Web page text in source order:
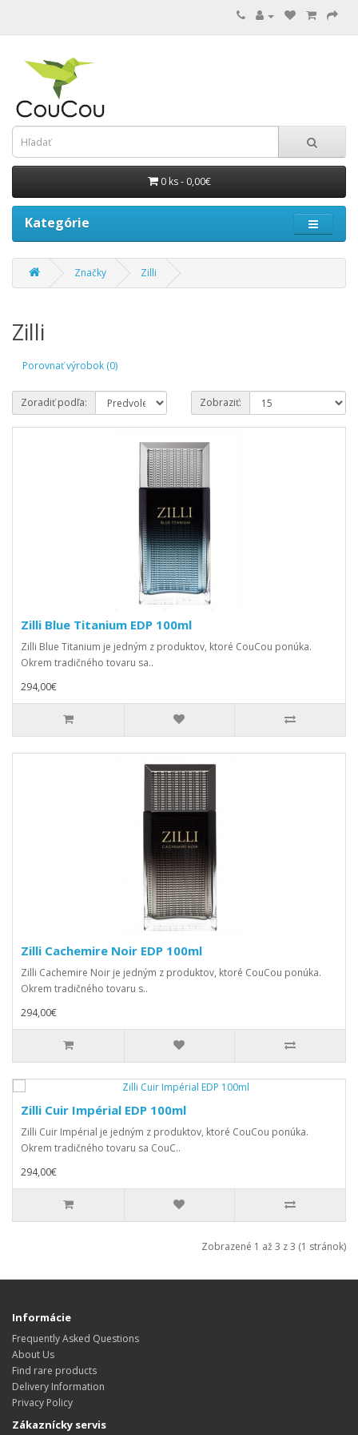
0 ks - 0,00€
Kategórie
Značky Zilli
Zilli
Porovnať výrobok (0)
Zoradiť podľa: Zobraziť:
Zilli Blue Titanium EDP 100ml
Zilli Blue Titanium je jedným z produktov, ktoré CouCou ponúka.
Okrem tradičného tovaru sa..
294,00€
Zilli Cachemire Noir EDP 100ml
Zilli Cachemire Noir je jedným z produktov, ktoré CouCou ponúka.
Okrem tradičného tovaru s..
294,00€
Zilli Cuir Impérial EDP 100ml
Zilli Cuir Impérial je jedným z produktov, ktoré CouCou ponúka.
Okrem tradičného tovaru sa CouC..
294,00€
Zobrazené 1 až 3 z 3 (1 stránok)
Informácie
Frequently Asked Questions
About Us
Find rare products
Delivery Information
Privacy Policy
Zákaznícky servis